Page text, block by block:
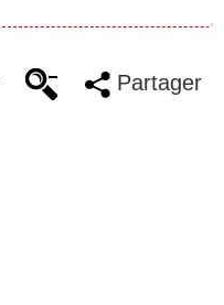
Partager